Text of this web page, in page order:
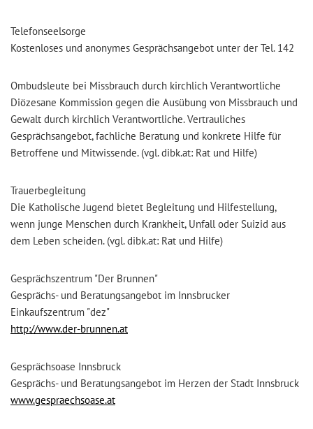
Telefonseelsorge
Kostenloses und anonymes Gesprächsangebot unter der Tel. 142
Ombudsleute bei Missbrauch durch kirchlich Verantwortliche
Diözesane Kommission gegen die Ausübung von Missbrauch und
Gewalt durch kirchlich Verantwortliche. Vertrauliches
Gesprächsangebot, fachliche Beratung und konkrete Hilfe für
Betroffene und Mitwissende. (vgl. dibk.at: Rat und Hilfe)
Trauerbegleitung
Die Katholische Jugend bietet Begleitung und Hilfestellung,
wenn junge Menschen durch Krankheit, Unfall oder Suizid aus
dem Leben scheiden. (vgl. dibk.at: Rat und Hilfe)
Gesprächszentrum "Der Brunnen"
Gesprächs- und Beratungsangebot im Innsbrucker
Einkaufszentrum "dez"
http://www.der-brunnen.at
Gesprächsoase Innsbruck
Gesprächs- und Beratungsangebot im Herzen der Stadt Innsbruck
www.gespraechsoase.at